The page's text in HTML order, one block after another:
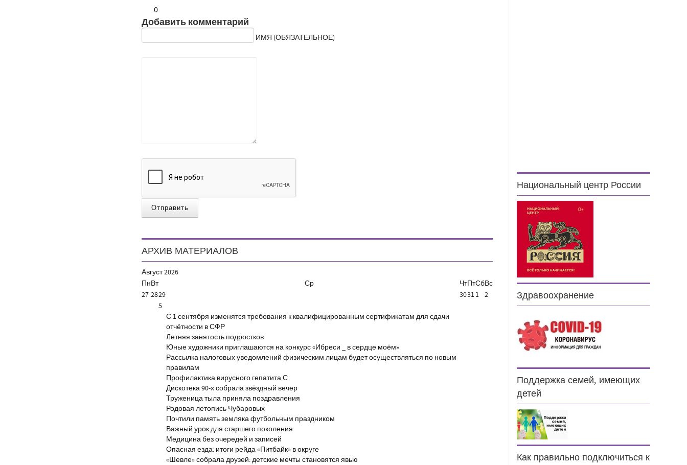
0
Добавить комментарий
ИМЯ (ОБЯЗАТЕЛЬНОЕ)
Отправить
АРХИВ МАТЕРИАЛОВ
Август2026
ПнВт Ср ЧтПтСбВс
27 2829 30311 2
5
С 1 сентября изменятся требования к квалифицированным сертификатам для сдачи
отчётности в СФР
Летняя занятость подростков
Юные художники приглашаются на конкурс «Ибреси _ в сердце моём»
Рассылка налоговых уведомлений физическим лицам будет осуществляться по новым
правилам
Профилактика вирусного гепатита С
Дискотека 90-х собрала звёздный вечер
Труженица тыла приняла поздравления
Родовая летопись Чубаровых
Почтили память земляка футбольным праздником
Важный урок для старшего поколения
Медицина без очередей и записей
Опасная езда: итоги рейда «Питбайк» в округе
«Шевле» собрала друзей: детские мечты становятся явью
Национальный центр России
Здравоохранение
Поддержка семей, имеющих
детей
Как правильно подключиться к